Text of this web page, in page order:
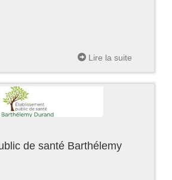
Lire la suite
de santé Barthélemy